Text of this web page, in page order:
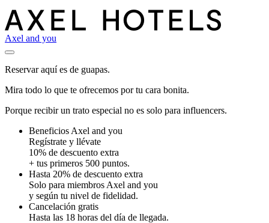
Axel and you
Reservar aquí es de guapas.
Mira todo lo que te ofrecemos por tu cara bonita.
Porque recibir un trato especial no es solo para influencers.
Beneficios Axel and you
Regístrate y llévate
10% de descuento extra
+ tus primeros 500 puntos.
Hasta 20% de descuento extra
Solo para miembros Axel and you
y según tu nivel de fidelidad.
Cancelación gratis
Hasta las 18 horas del día de llegada.